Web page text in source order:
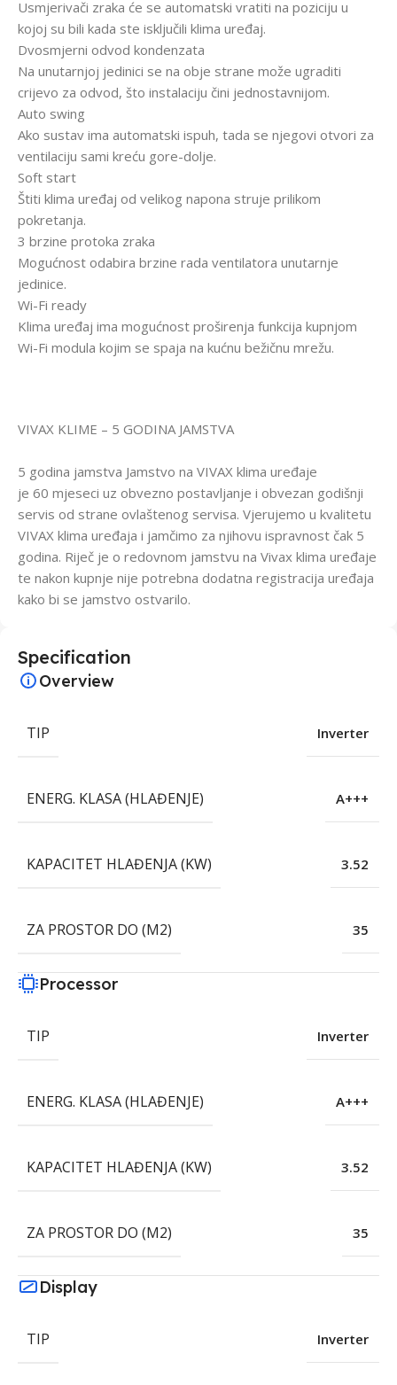
Usmjerivači zraka će se automatski vratiti na poziciju u
kojoj su bili kada ste isključili klima uređaj.
Dvosmjerni odvod kondenzata
Na unutarnjoj jedinici se na obje strane može ugraditi
crijevo za odvod, što instalaciju čini jednostavnijom.
Auto swing
Ako sustav ima automatski ispuh, tada se njegovi otvori za
ventilaciju sami kreću gore-dolje.
Soft start
Štiti klima uređaj od velikog napona struje prilikom
pokretanja.
3 brzine protoka zraka
Mogućnost odabira brzine rada ventilatora unutarnje
jedinice.
Wi-Fi ready
Klima uređaj ima mogućnost proširenja funkcija kupnjom
Wi-Fi modula kojim se spaja na kućnu bežičnu mrežu.
VIVAX KLIME – 5 GODINA JAMSTVA
5 godina jamstva Jamstvo na VIVAX klima uređaje
je 60 mjeseci uz obvezno postavljanje i obvezan godišnji
servis od strane ovlaštenog servisa. Vjerujemo u kvalitetu
VIVAX klima uređaja i jamčimo za njihovu ispravnost čak 5
godina. Riječ je o redovnom jamstvu na Vivax klima uređaje
te nakon kupnje nije potrebna dodatna registracija uređaja
kako bi se jamstvo ostvarilo.
Specification
Overview
TIP Inverter
ENERG. KLASA (HLAĐENJE) A+++
KAPACITET HLAĐENJA (KW) 3.52
ZA PROSTOR DO (M2) 35
Processor
TIP Inverter
ENERG. KLASA (HLAĐENJE) A+++
KAPACITET HLAĐENJA (KW) 3.52
ZA PROSTOR DO (M2) 35
Display
TIP Inverter